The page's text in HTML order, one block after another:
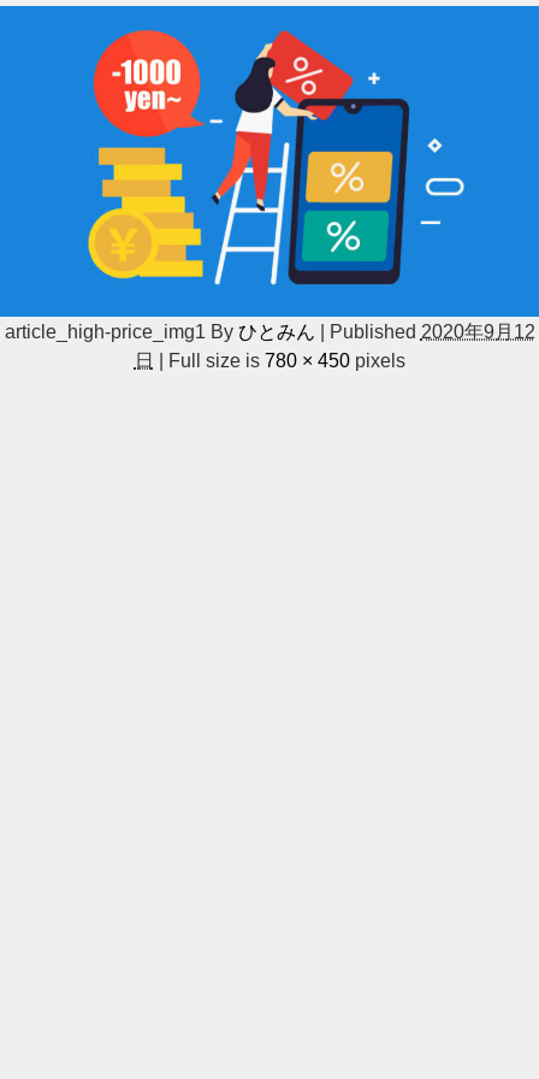
article_high-price_img1 By ひとみん Published 2020年9月12
日
Full size is 780 × 450pixels